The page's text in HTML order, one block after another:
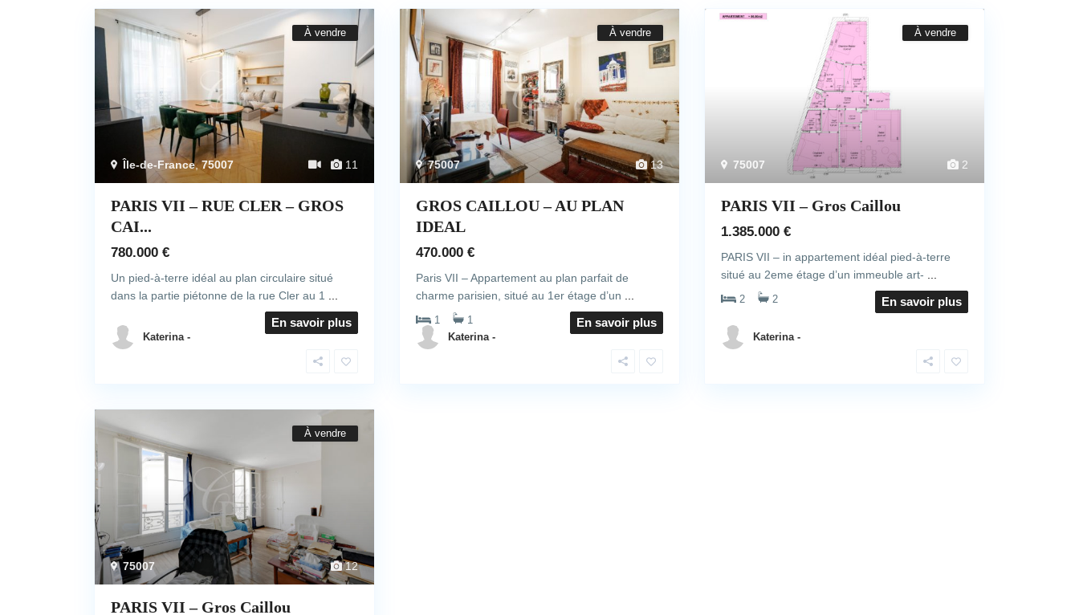
11
Île-de-France,75007
À vendre
PARIS VII – RUE CLER – GROS
CAI...
780.000 €
Un pied-à-terre idéal au plan circulaire situé
dans la partie piétonne de la rue Cler au 1 ...
En savoir plus
Katerina -
13
75007
À vendre
GROS CAILLOU – AU PLAN
IDEAL
470.000 €
Paris VII – Appartement au plan parfait de
charme parisien, situé au 1er étage d’un ...
1 1 En savoir plus
Katerina -
2
75007
À vendre
PARIS VII – Gros Caillou
1.385.000 €
PARIS VII – in appartement idéal pied-à-terre
situé au 2eme étage d’un immeuble art- ...
2 2 En savoir plus
Katerina -
12
75007
À vendre
PARIS VII – Gros Caillou